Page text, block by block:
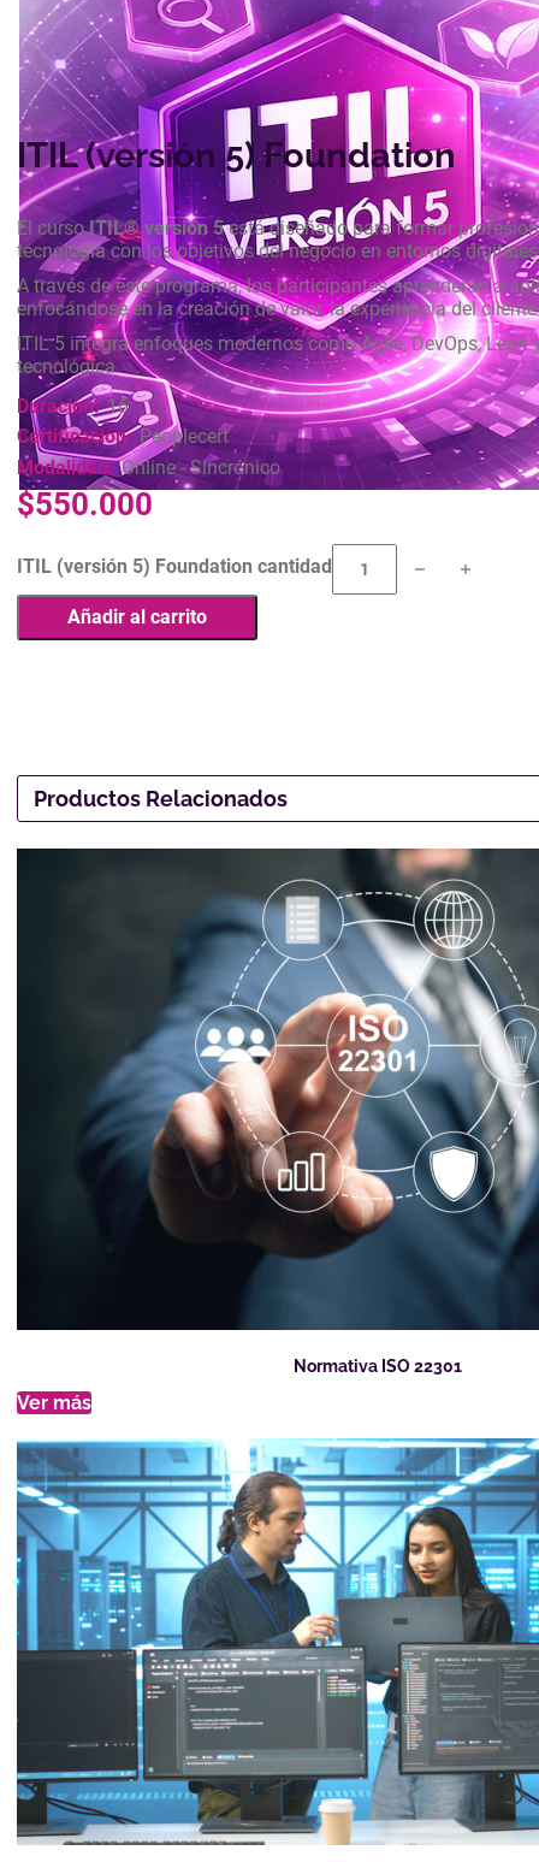
ITIL (versión 5) Foundation
El cursoITIL® versión 5está diseñado para formar
tecnología con los objetivos del negocio en entornos
A través de este programa, los participantes aprenderán a
enfocándose en la creación de valor, la experiencia del
ITIL 5 integra enfoques modernos como Agile, DevOps,
tecnológica.
Duración: 16
Certificación: Peoplecert
Modalidad: Online - Sincrónico
$550.000
ITIL (versión 5) Foundation cantidad
Añadir al carrito
Productos Relacionados
Normativa ISO 22301
Ver más